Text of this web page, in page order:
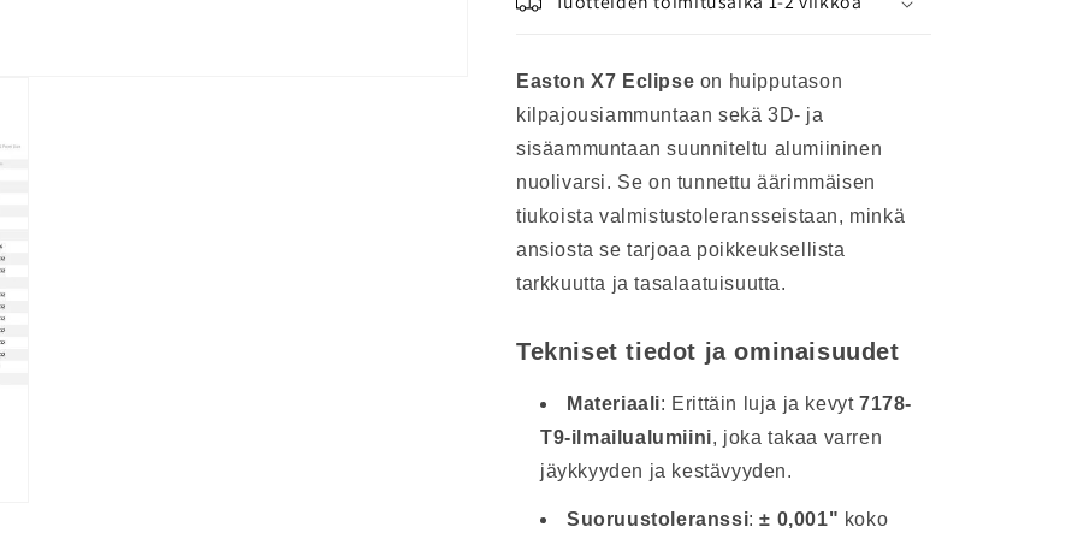
Easton X7 Eclipse on huipputason
kilpajousiammuntaan sekä 3D- ja
sisäammuntaan suunniteltu alumiininen
nuolivarsi. Se on tunnettu äärimmäisen
tiukoista valmistustoleransseistaan, minkä
ansiosta se tarjoaa poikkeuksellista
tarkkuutta ja tasalaatuisuutta.
Tekniset tiedot ja ominaisuudet
Materiaali: Erittäin luja ja kevyt 7178-
T9-ilmailualumiini, joka takaa varren
jäykkyyden ja kestävyyden.
Suoruustoleranssi:± 0,001" koko